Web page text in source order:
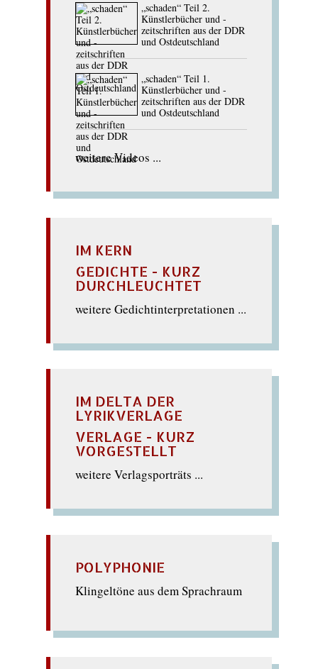
„schaden“ Teil 2.
Künstlerbücher und -
zeitschriften aus der DDR
und Ostdeutschland
„schaden“ Teil 1.
Künstlerbücher und -
zeitschriften aus der DDR
und Ostdeutschland
weitere Videos ...
IM KERN
GEDICHTE - KURZ
DURCHLEUCHTET
weitere Gedichtinterpretationen ...
IM DELTA DER
LYRIKVERLAGE
VERLAGE - KURZ
VORGESTELLT
weitere Verlagsporträts ...
POLYPHONIE
Klingeltöne aus dem Sprachraum